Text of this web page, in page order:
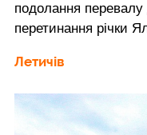
подолання перевалу
перетинання річки
Летичів